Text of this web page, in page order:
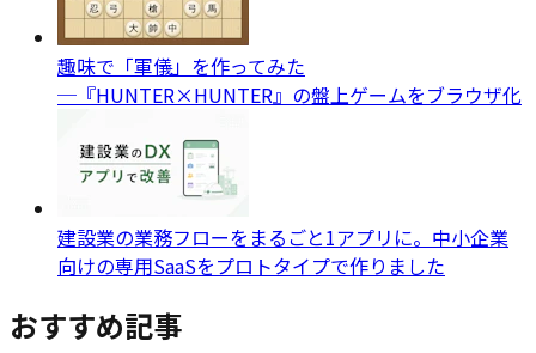
趣味で「軍儀」を作ってみた
─『HUNTER×HUNTER』の盤上ゲームをブラウザ化
建設業の業務フローをまるごと1アプリに。中小企業
向けの専用SaaSをプロトタイプで作りました
おすすめ記事